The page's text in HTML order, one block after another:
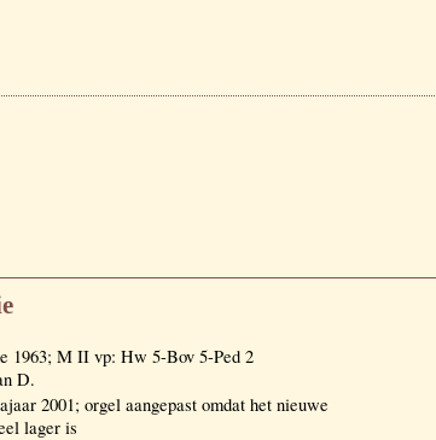
1963; M II vp: Hw 5-Bov 5-Ped 2
D.
2001; orgel aangepast omdat het nieuwe
lager is